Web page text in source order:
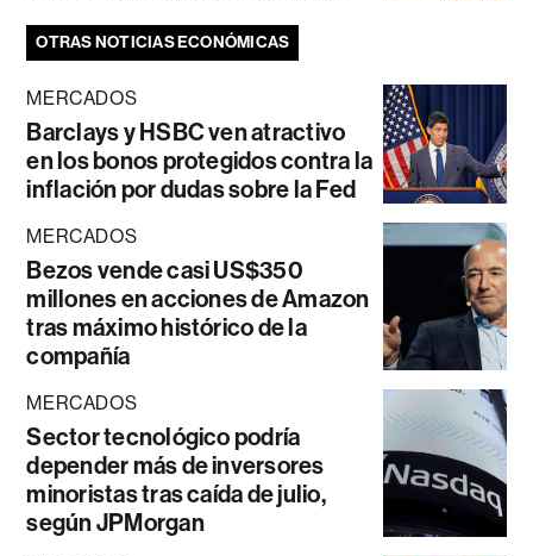
OTRAS NOTICIAS ECONÓMICAS
MERCADOS
Barclays y HSBC ven atractivo
en los bonos protegidos contra la
inflación por dudas sobre la Fed
MERCADOS
Bezos vende casi US$350
millones en acciones de Amazon
tras máximo histórico de la
compañía
MERCADOS
Sector tecnológico podría
depender más de inversores
minoristas tras caída de julio,
según JPMorgan